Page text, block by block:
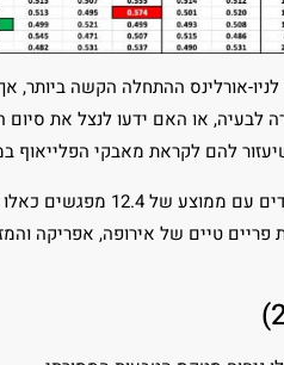
לניו-אורלינס ההתחלה הקשה
או האם ידעו לנצל את סיום
להם לקראת מאבקי הפלייאוף
משחקים ישודרו בשעות פריים טיים של אירופה,